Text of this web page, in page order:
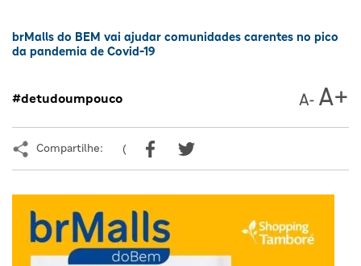
brMalls do BEM vai ajudar comunidades carentes no pico
da pandemia de Covid-19
#detudoumpouco
Compartilhe: (